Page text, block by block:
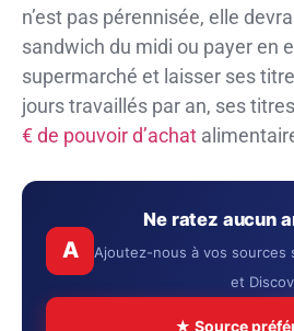
n’est pas pérennisée, elle
sandwich du midi ou payer en
supermarché et laisser ses
jours travaillés par an, ses
€ de pouvoir d’achat
A
Ne ratez aucun
Ajoutez-nous à vos sources
et
★ Source